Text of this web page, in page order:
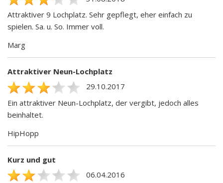
Attraktiver 9 Lochplatz. Sehr gepflegt, eher einfach zu
spielen. Sa. u. So. Immer voll.
Marg
Attraktiver Neun-Lochplatz
29.10.2017
Ein attraktiver Neun-Lochplatz, der vergibt, jedoch alles
beinhaltet.
HipHopp
Kurz und gut
06.04.2016